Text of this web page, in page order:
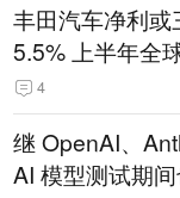
丰田汽车净利或
5.5% 上半年全
14.3万辆
4
继 OpenAI、
AI 模型测试期